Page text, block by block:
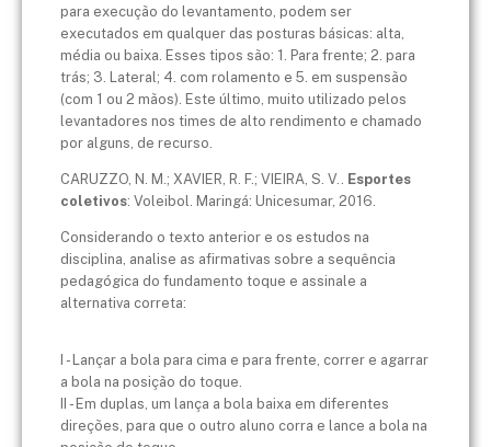
para execução do levantamento, podem ser
executados em qualquer das posturas básicas: alta,
média ou baixa. Esses tipos são: 1. Para frente; 2. para
trás; 3. Lateral; 4. com rolamento e 5. em suspensão
(com 1 ou 2 mãos). Este último, muito utilizado pelos
levantadores nos times de alto rendimento e chamado
por alguns, de recurso.
CARUZZO, N. M.; XAVIER, R. F.; VIEIRA, S. V..
Esportes
coletivos: Voleibol. Maringá: Unicesumar, 2016.
Considerando o texto anterior e os estudos na
disciplina, analise as afirmativas sobre a sequência
pedagógica do fundamento toque e assinale a
alternativa correta:
I - Lançar a bola para cima e para frente, correr e agarrar
a bola na posição do toque.
II - Em duplas, um lança a bola baixa em diferentes
direções, para que o outro aluno corra e lance a bola na